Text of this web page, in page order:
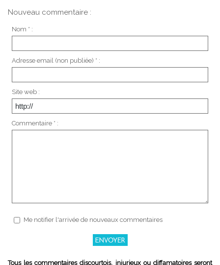
Nouveau commentaire :
Nom * :
Adresse email (non publiée) * :
Site web :
Commentaire * :
Me notifier l'arrivée de nouveaux commentaires
Tous les commentaires discourtois, injurieux ou diffamatoires seront